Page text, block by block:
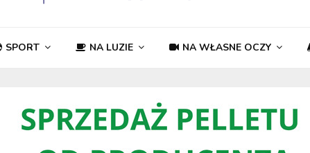
SPORT NA LUZIE NA WŁASNE OCZY